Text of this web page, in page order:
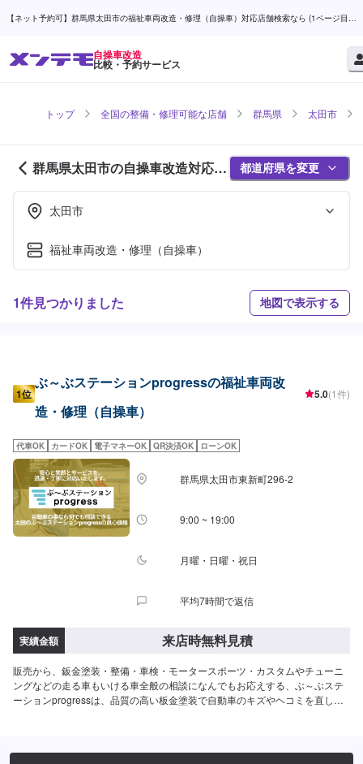
【ネット予約可】群馬県太田市の福祉車両改造・修理（自操車）対応店舗検索なら (1ページ目) |
自操車改造
比較・予約サービス
トップ 全国の整備・修理可能な店舗 群馬県 太田市
群馬県太田市の自操車改造対応店
舗紹介 (1ページ目)
都道府県を変更
太田市
福祉車両改造・修理（自操車）
1件見つかりました 地図で表示する
1位
ぶ～ぶステーションprogressの福祉車両改
造・修理（自操車）
5.0(1件)
代車OK カードOK 電子マネーOK QR決済OK ローンOK
群馬県太田市東新町296-2
9:00 ~ 19:00
月曜・日曜・祝日
平均7時間で返信
実績金額 来店時無料見積
販売から、鈑金塗装・整備・車検・モータースポーツ・カスタムやチューニ
ングなどの走る車もいける車全般の相談になんでもお応えする、ぶ～ぶステ
ーションprogressは、品質の高い板金塗装で自動車のキズやヘコミを直しま